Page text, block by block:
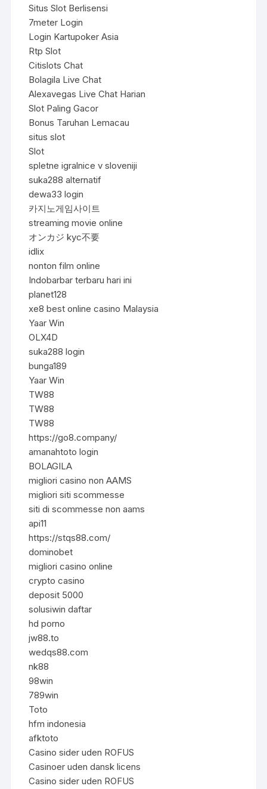
Situs Slot Berlisensi
7meter Login
Login Kartupoker Asia
Rtp Slot
Citislots Chat
Bolagila Live Chat
Alexavegas Live Chat Harian
Slot Paling Gacor
Bonus Taruhan Lemacau
situs slot
Slot
spletne igralnice v sloveniji
suka288 alternatif
dewa33 login
카지노게임사이트
streaming movie online
オンカジ kyc不要
idlix
nonton film online
Indobarbar terbaru hari ini
planet128
xe8 best online casino Malaysia
Yaar Win
OLX4D
suka288 login
bunga189
Yaar Win
TW88
TW88
TW88
https://go8.company/
amanahtoto login
BOLAGILA
migliori casino non AAMS
migliori siti scommesse
siti di scommesse non aams
api11
https://stqs88.com/
dominobet
migliori casino online
crypto casino
deposit 5000
solusiwin daftar
hd porno
jw88.to
wedqs88.com
nk88
98win
789win
Toto
hfm indonesia
afktoto
Casino sider uden ROFUS
Casinoer uden dansk licens
Casino sider uden ROFUS